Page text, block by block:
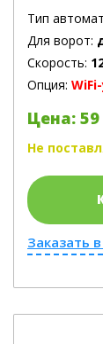
Тип
Для ворот:
Скорость:
Опция:
Цена: 59
Не
Заказать